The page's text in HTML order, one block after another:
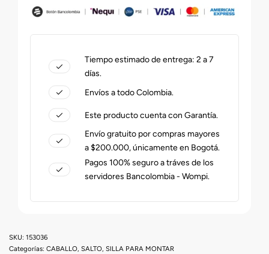
Tiempo estimado de entrega: 2 a 7
días.
Envíos a todo Colombia.
Este producto cuenta con Garantía.
Envío gratuito por compras mayores
a $200.000, únicamente en Bogotá.
Pagos 100% seguro a tráves de los
servidores Bancolombia - Wompi.
153036
Categorías: CABALLO, SALTO, SILLA PARA MONTAR